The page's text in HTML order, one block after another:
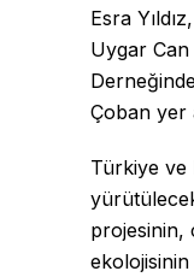
Esra
Uygar
Çoban yer
Türkiye ve
projesinin,
ekolojisinin